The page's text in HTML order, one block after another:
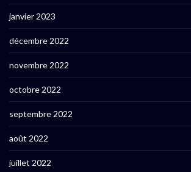
janvier 2023
décembre 2022
novembre 2022
octobre 2022
septembre 2022
août 2022
juillet 2022